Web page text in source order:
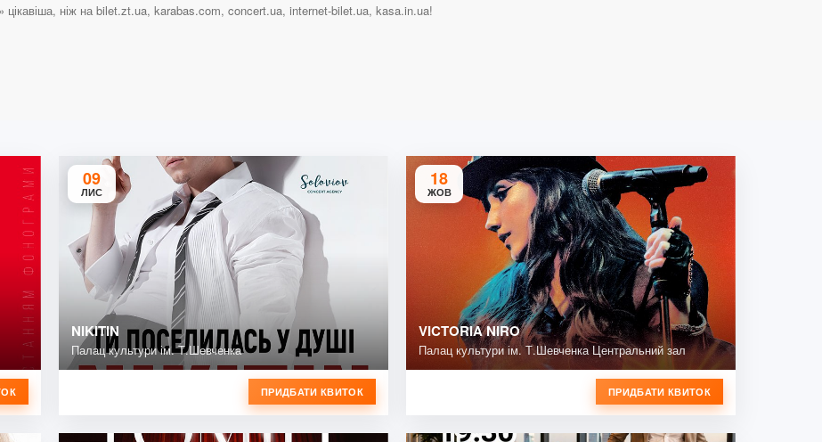
цікавіша, ніж на bilet.zt.ua, karabas.com, concert.ua, internet-bilet.ua, kasa.in.ua!
09
ЛИС
NIKITIN
Палац культури ім. Т.Шевченка
ПРИДБАТИ КВИТОК
18
ЖОВ
VICTORIA NIRO
Палац культури ім. Т.Шевченка Центральний зал
ПРИДБАТИ КВИТОК